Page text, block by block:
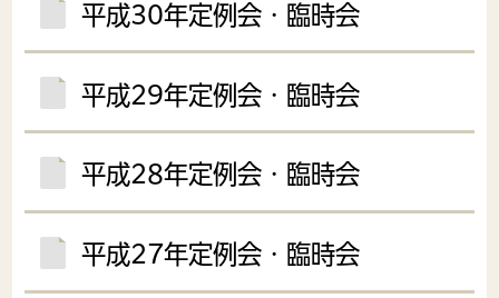
平成30年定例会・臨時会
平成29年定例会・臨時会
平成28年定例会・臨時会
平成27年定例会・臨時会